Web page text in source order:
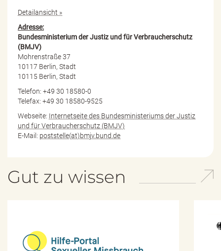
Detailansicht »
Adresse:
Bundesministerium der Justiz und für Verbraucherschutz
(BMJV)
Mohrenstraße 37
10117 Berlin, Stadt
10115 Berlin, Stadt
Telefon: +49 30 18580-0
Telefax: +49 30 18580-9525
Webseite: Internetseite des Bundesministeriums der Justiz
und für Verbraucherschutz (BMJV)
E-Mail: poststelle(at)bmjv.bund.de
Gut zu wissen